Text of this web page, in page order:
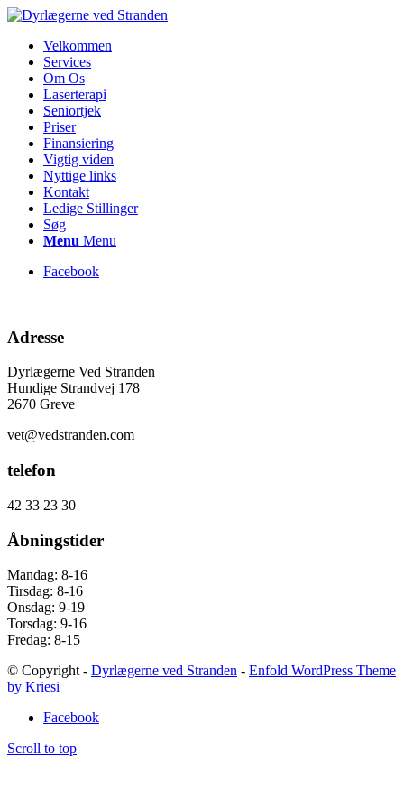
Velkommen
Services
Om Os
Laserterapi
Seniortjek
Priser
Finansiering
Vigtig viden
Nyttige links
Kontakt
Ledige Stillinger
Søg
Menu Menu
Facebook
Adresse
Dyrlægerne Ved Stranden
Hundige Strandvej 178
2670 Greve
vet@vedstranden.com
telefon
42 33 23 30
Åbningstider
Mandag: 8-16
Tirsdag: 8-16
Onsdag: 9-19
Torsdag: 9-16
Fredag: 8-15
© Copyright - Dyrlægerne ved Stranden - Enfold WordPress Theme
by Kriesi
Facebook
Scroll to top